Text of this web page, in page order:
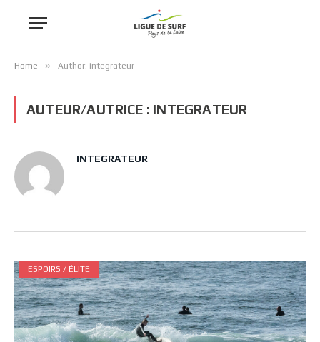
Home » Author: integrateur
AUTEUR/AUTRICE : INTEGRATEUR
INTEGRATEUR
ESPOIRS / ÉLITE